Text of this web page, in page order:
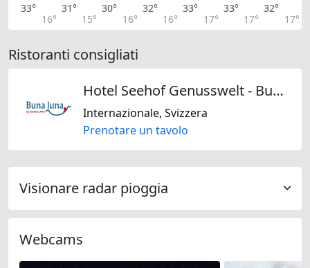
33°
16°
31°
15°
30°
16°
32°
16°
33°
17°
33°
17°
32°
17°
Ristoranti consigliati
Hotel Seehof Genusswelt - Buna Luna
Internazionale, Svizzera
Prenotare un tavolo
Visionare radar pioggia
Webcams